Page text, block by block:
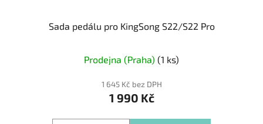
Sada pedálu pro KingSong S22/S22 Pro
Prodejna (Praha) (1 ks)
1 645 Kč bez DPH
1 990 Kč